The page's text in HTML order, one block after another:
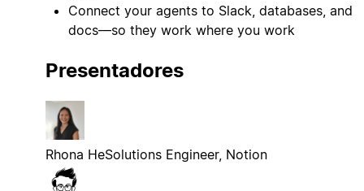
Connect your agents to Slack, databases, and
docs—so they work where you work
Presentadores
Rhona HeSolutions Engineer, Notion